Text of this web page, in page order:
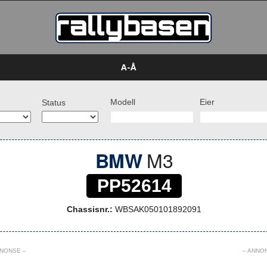
A-Å
Status Modell Eier
BMW M3
PP52614
Chassisnr.: WBSAK050101892091
– –